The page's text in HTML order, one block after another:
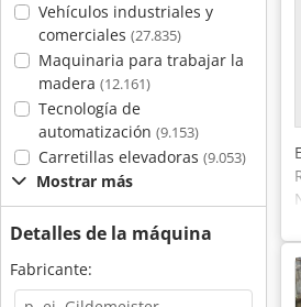
Vehículos industriales y
comerciales (27.835)
Maquinaria para trabajar la
madera (12.161)
Tecnología de
automatización (9.153)
Carretillas elevadoras (9.053)
Mostrar más
Detalles de la máquina
Fabricante: